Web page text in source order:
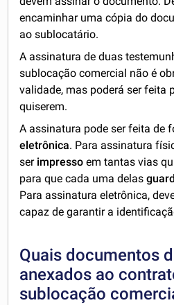
encaminhar uma cópia do
ao sublocatário.
A assinatura de duas
sublocação comercial não é
validade, mas poderá ser feita
quiserem.
A assinatura pode ser feita de
eletrônica. Para assinatura
ser impresso em tantas vias
para que cada uma delas
Para assinatura eletrônica,
capaz de garantir a
Quais documentos
anexados ao
sublocação